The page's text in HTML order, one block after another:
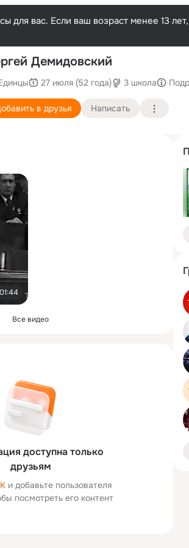
для вас. Если ваш возраст менее 13
Демидовский
27 июля (52 года) 3 школа
в друзья Написать
01:44
Все видео
доступна только
друзьям
и добавьте пользователя
посмотреть его контент